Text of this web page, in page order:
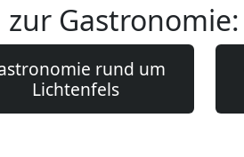
Gastronomie:
rund um
Lichtenfels